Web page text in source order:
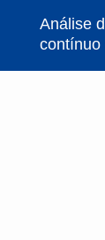
Análise
contínuo